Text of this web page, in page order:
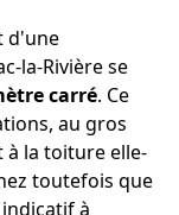
d'une
la-Rivière se
carré. Ce
au gros
la toiture elle-
toutefois que
à